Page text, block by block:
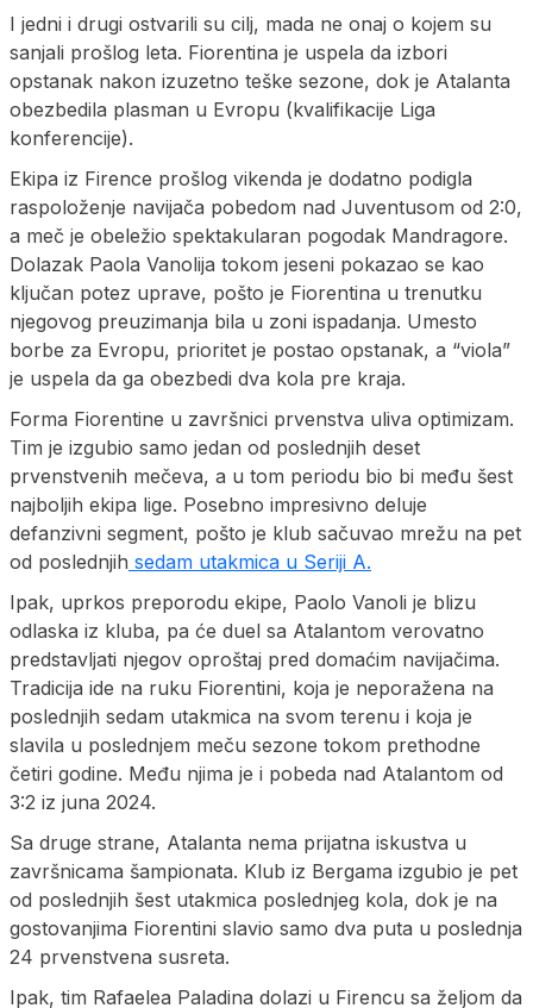
I jedni i drugi ostvarili su cilj, mada ne onaj o kojem su
sanjali prošlog leta. Fiorentina je uspela da izbori
opstanak nakon izuzetno teške sezone, dok je Atalanta
obezbedila plasman u Evropu (kvalifikacije Liga
konferencije).
Ekipa iz Firence prošlog vikenda je dodatno podigla
raspoloženje navijača pobedom nad Juventusom od 2:0,
a meč je obeležio spektakularan pogodak Mandragore.
Dolazak Paola Vanolija tokom jeseni pokazao se kao
ključan potez uprave, pošto je Fiorentina u trenutku
njegovog preuzimanja bila u zoni ispadanja. Umesto
borbe za Evropu, prioritet je postao opstanak, a “viola”
je uspela da ga obezbedi dva kola pre kraja.
Forma Fiorentine u završnici prvenstva uliva optimizam.
Tim je izgubio samo jedan od poslednjih deset
prvenstvenih mečeva, a u tom periodu bio bi među šest
najboljih ekipa lige. Posebno impresivno deluje
defanzivni segment, pošto je klub sačuvao mrežu na pet
od poslednjih sedam utakmica u Seriji A.
Ipak, uprkos preporodu ekipe, Paolo Vanoli je blizu
odlaska iz kluba, pa će duel sa Atalantom verovatno
predstavljati njegov oproštaj pred domaćim navijačima.
Tradicija ide na ruku Fiorentini, koja je neporažena na
poslednjih sedam utakmica na svom terenu i koja je
slavila u poslednjem meču sezone tokom prethodne
četiri godine. Među njima je i pobeda nad Atalantom od
3:2 iz juna 2024.
Sa druge strane, Atalanta nema prijatna iskustva u
završnicama šampionata. Klub iz Bergama izgubio je pet
od poslednjih šest utakmica poslednjeg kola, dok je na
gostovanjima Fiorentini slavio samo dva puta u poslednja
24 prvenstvena susreta.
Ipak, tim Rafaelea Paladina dolazi u Firencu sa željom da